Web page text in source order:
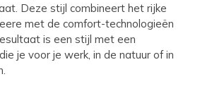
Deze stijl combineert het rijke
met de comfort-technologieën
is een stijl met een
je voor je werk, in de natuur of in